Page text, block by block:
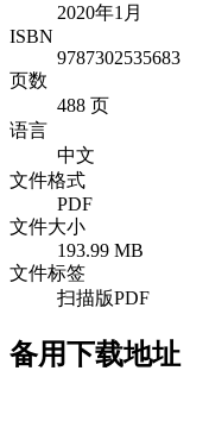
2020年1月
ISBN
9787302535683
页数
488 页
语言
中文
文件格式
PDF
文件大小
193.99 MB
文件标签
扫描版PDF
备用下载地址